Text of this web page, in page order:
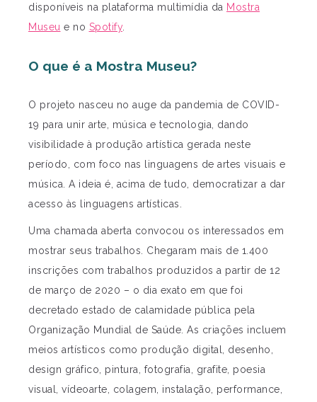
disponíveis na plataforma multimídia da Mostra
Museu e no Spotify.
O que é a Mostra Museu?
O projeto nasceu no auge da pandemia de COVID-
19 para unir arte, música e tecnologia, dando
visibilidade à produção artística gerada neste
período, com foco nas linguagens de artes visuais e
música. A ideia é, acima de tudo, democratizar a dar
acesso às linguagens artísticas.
Uma chamada aberta convocou os interessados em
mostrar seus trabalhos. Chegaram mais de 1.400
inscrições com trabalhos produzidos a partir de 12
de março de 2020 – o dia exato em que foi
decretado estado de calamidade pública pela
Organização Mundial de Saúde. As criações incluem
meios artísticos como produção digital, desenho,
design gráfico, pintura, fotografia, grafite, poesia
visual, vídeoarte, colagem, instalação, performance,